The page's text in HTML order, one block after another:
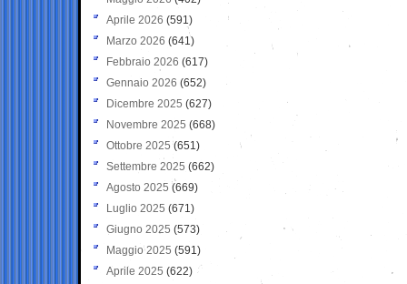
Aprile 2026 (591)
Marzo 2026 (641)
Febbraio 2026 (617)
Gennaio 2026 (652)
Dicembre 2025 (627)
Novembre 2025 (668)
Ottobre 2025 (651)
Settembre 2025 (662)
Agosto 2025 (669)
Luglio 2025 (671)
Giugno 2025 (573)
Maggio 2025 (591)
Aprile 2025 (622)